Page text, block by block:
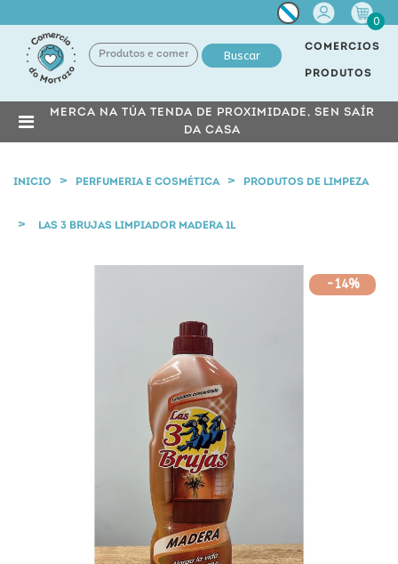
Miña
conta
0
Buscar
COMERCIOS
PRODUTOS
MERCA NA TÚA TENDA DE PROXIMIDADE, SEN SAÍR
DA CASA
INICIO PERFUMERIA E COSMÉTICA PRODUTOS DE LIMPEZA
LAS 3 BRUJAS LIMPIADOR MADERA 1L
-14%